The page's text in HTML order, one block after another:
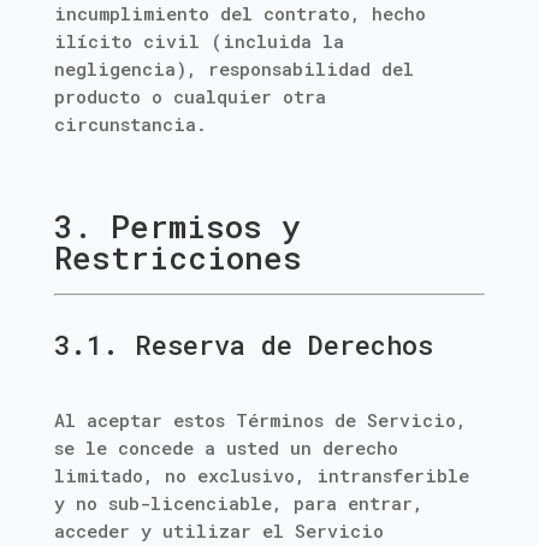
incumplimiento del contrato, hecho
ilícito civil (incluida la
negligencia), responsabilidad del
producto o cualquier otra
circunstancia.
3. Permisos y
Restricciones
3.1. Reserva de Derechos
Al aceptar estos Términos de Servicio,
se le concede a usted un derecho
limitado, no exclusivo, intransferible
y no sub-licenciable, para entrar,
acceder y utilizar el Servicio